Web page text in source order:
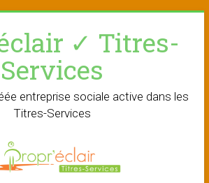
✓ Titres-
Services
entreprise sociale active dans les
Titres-Services